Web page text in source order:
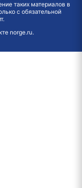
таких материалов в
с обязательной
norge.ru.